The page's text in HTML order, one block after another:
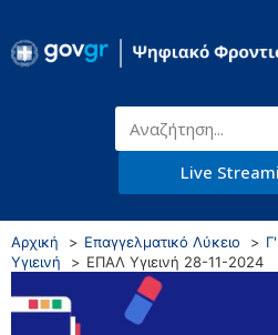
Live
Αρχική Επαγγελματικό Λύκειο
Υγιεινή
ΕΠΑΛ Υγιεινή 28-11-2024